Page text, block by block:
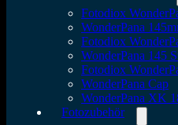
Fotodiox
WonderPana
Fotodiox
WonderPana 145
Fotodiox
WonderPana Cap
WonderPana XK
Fotozubehör